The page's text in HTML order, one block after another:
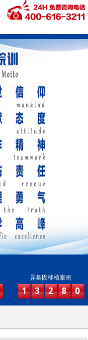
异基因移植案例
1 3 2 8 0